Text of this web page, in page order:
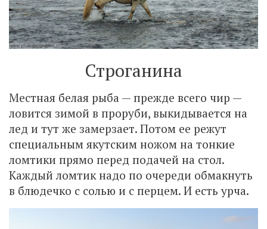
Строганина
Местная белая рыба — прежде всего чир —
ловится зимой в проруби, выкидывается на
лед и тут же замерзает. Потом ее режут
специальным якутским ножом на тонкие
ломтики прямо перед подачей на стол.
Каждый ломтик надо по очереди обмакнуть
в блюдечко с солью и с перцем. И есть урча.